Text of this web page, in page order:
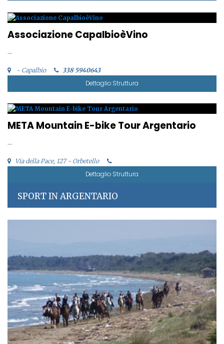
Associazione CapalbioèVino
...
- Capalbio 338 5940643
Dettaglio Struttura
META Mountain E-bike Tour Argentario
...
Via della Pace, 127 - Orbetello
Dettaglio Struttura
SPORT IN ARGENTARIO